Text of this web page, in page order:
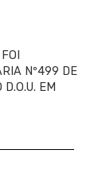
Nº499 DE
EM